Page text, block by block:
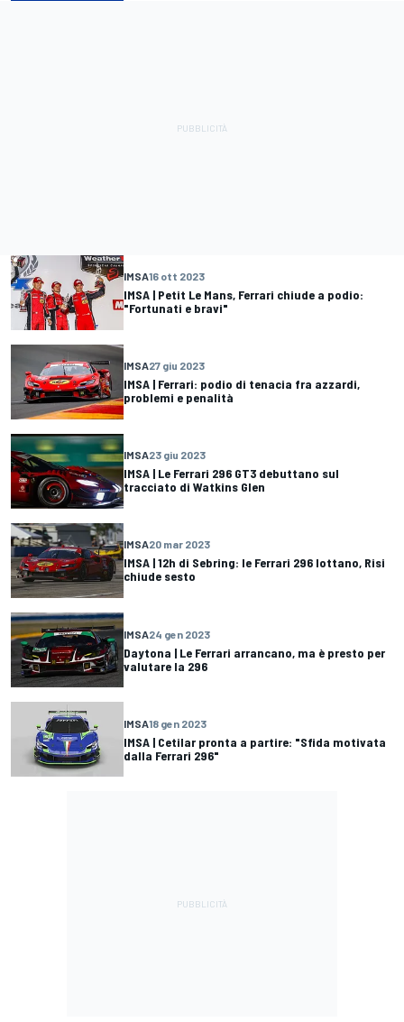
IMSA16 ott 2023
IMSA | Petit Le Mans, Ferrari chiude a podio:
"Fortunati e bravi"
IMSA27 giu 2023
IMSA | Ferrari: podio di tenacia fra azzardi,
problemi e penalità
IMSA23 giu 2023
IMSA | Le Ferrari 296 GT3 debuttano sul
tracciato di Watkins Glen
IMSA20 mar 2023
IMSA | 12h di Sebring: le Ferrari 296 lottano, Risi
chiude sesto
IMSA24 gen 2023
Daytona | Le Ferrari arrancano, ma è presto per
valutare la 296
IMSA18 gen 2023
IMSA | Cetilar pronta a partire: "Sfida motivata
dalla Ferrari 296"